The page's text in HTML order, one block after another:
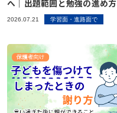
へ｜出題範囲と勉強の進め方
2026.07.21 学習面・進路面で